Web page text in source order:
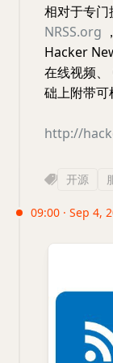
相对于专门
NRSS.org
Hacker
在线视频
础上附带可
http://
开源
09:00 · Sep 4,